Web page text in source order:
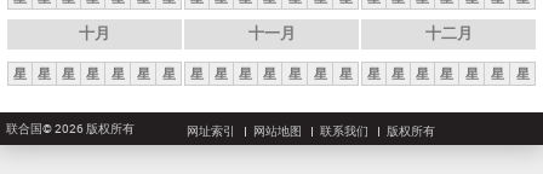
十月
星 星 星 星 星 星 星
十一月
星 星 星 星 星 星 星
十二月
星 星 星 星 星 星 星
联合国© 2026 版权所有 网址索引 网站地图 联系我们 版权所有